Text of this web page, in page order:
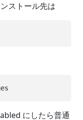
ストール先は
にしたら普通